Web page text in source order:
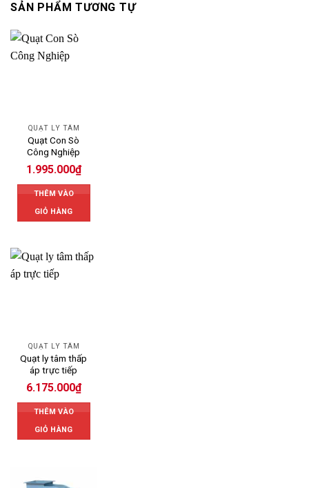
SẢN PHẨM TƯƠNG TỰ
QUẠT LY TÂM
Quạt Con Sò
Công Nghiệp
1.995.000₫
THÊM VÀO
GIỎ HÀNG
QUẠT LY TÂM
Quạt ly tâm thấp
áp trực tiếp
6.175.000₫
THÊM VÀO
GIỎ HÀNG